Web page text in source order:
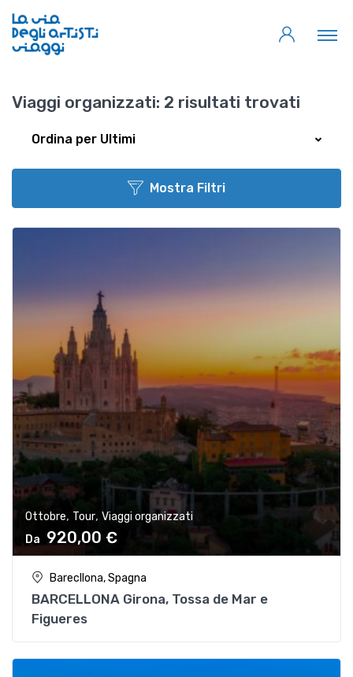
Viaggi organizzati: 2 risultati trovati
Ordina per Ultimi
Mostra Filtri
Ottobre, Tour, Viaggi organizzati
920,00 €
Barecllona, Spagna
BARCELLONA Girona, Tossa de Mar e
Figueres